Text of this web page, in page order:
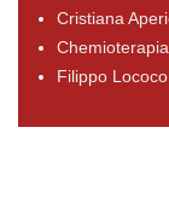
Cristiana
Filippo Lococo